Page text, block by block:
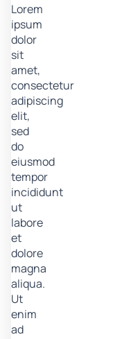
Lorem
ipsum
dolor
sit
amet,
consectetur
adipiscing
elit,
sed
do
eiusmod
tempor
incididunt
ut
labore
et
dolore
magna
aliqua.
Ut
enim
ad